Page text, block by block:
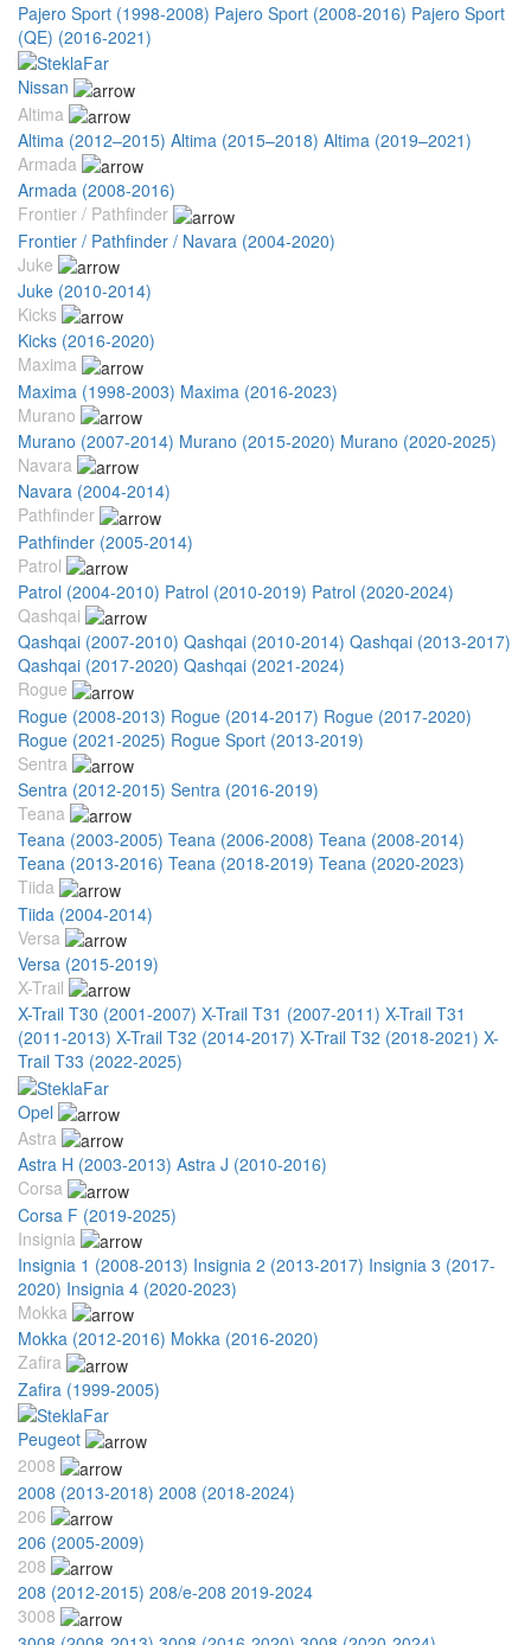
Pajero Sport (1998-2008) Pajero Sport (2008-2016) Pajero Sport
(QE) (2016-2021)
Nissan
Altima
Altima (2012–2015) Altima (2015–2018) Altima (2019–2021)
Armada
Armada (2008-2016)
Frontier / Pathfinder
Frontier / Pathfinder / Navara (2004-2020)
Juke
Juke (2010-2014)
Kicks
Kicks (2016-2020)
Maxima
Maxima (1998-2003) Maxima (2016-2023)
Murano
Murano (2007-2014) Murano (2015-2020) Murano (2020-2025)
Navara
Navara (2004-2014)
Pathfinder
Pathfinder (2005-2014)
Patrol
Patrol (2004-2010) Patrol (2010-2019) Patrol (2020-2024)
Qashqai
Qashqai (2007-2010) Qashqai (2010-2014) Qashqai (2013-2017)
Qashqai (2017-2020) Qashqai (2021-2024)
Rogue
Rogue (2008-2013) Rogue (2014-2017) Rogue (2017-2020)
Rogue (2021-2025) Rogue Sport (2013-2019)
Sentra
Sentra (2012-2015) Sentra (2016-2019)
Teana
Teana (2003-2005) Teana (2006-2008) Teana (2008-2014)
Teana (2013-2016) Teana (2018-2019) Teana (2020-2023)
Tiida
Tiida (2004-2014)
Versa
Versa (2015-2019)
X-Trail
X-Trail T30 (2001-2007) X-Trail T31 (2007-2011) X-Trail T31
(2011-2013) X-Trail T32 (2014-2017) X-Trail T32 (2018-2021) X-
Trail T33 (2022-2025)
Opel
Astra
Astra H (2003-2013) Astra J (2010-2016)
Corsa
Corsa F (2019-2025)
Insignia
Insignia 1 (2008-2013) Insignia 2 (2013-2017) Insignia 3 (2017-
2020) Insignia 4 (2020-2023)
Mokka
Mokka (2012-2016) Mokka (2016-2020)
Zafira
Zafira (1999-2005)
Peugeot
2008
2008 (2013-2018) 2008 (2018-2024)
206
206 (2005-2009)
208
208 (2012-2015) 208/e-208 2019-2024
3008